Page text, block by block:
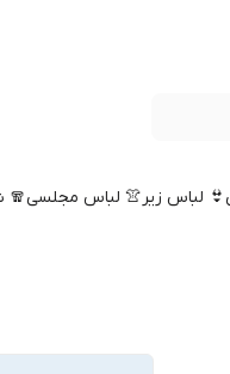
👙 لباس زیر👚 لباس مجلسی🧣